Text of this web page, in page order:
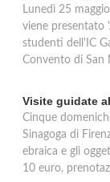
Lunedì 25
viene presentato
studenti dell'IC
Convento di San
Visite guidate
Cinque
Sinagoga di
ebraica e gli
10 euro,